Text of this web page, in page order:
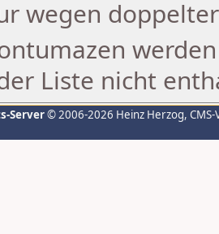
wegen
Liste nicht
Server© 2006-2026 Heinz Herzog,